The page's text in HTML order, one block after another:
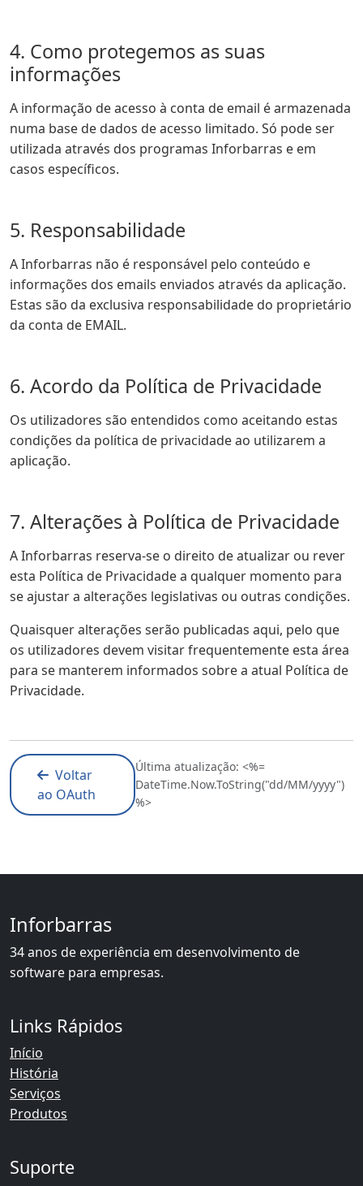
4. Como protegemos as suas
informações
A informação de acesso à conta de email é armazenada
numa base de dados de acesso limitado. Só pode ser
utilizada através dos programas Inforbarras e em
casos específicos.
5. Responsabilidade
A Inforbarras não é responsável pelo conteúdo e
informações dos emails enviados através da aplicação.
Estas são da exclusiva responsabilidade do proprietário
da conta de EMAIL.
6. Acordo da Política de Privacidade
Os utilizadores são entendidos como aceitando estas
condições da política de privacidade ao utilizarem a
aplicação.
7. Alterações à Política de Privacidade
A Inforbarras reserva-se o direito de atualizar ou rever
esta Política de Privacidade a qualquer momento para
se ajustar a alterações legislativas ou outras condições.
Quaisquer alterações serão publicadas aqui, pelo que
os utilizadores devem visitar frequentemente esta área
para se manterem informados sobre a atual Política de
Privacidade.
Voltar
ao OAuth
Última atualização: <%=
DateTime.Now.ToString("dd/MM/yyyy")
%>
Inforbarras
34 anos de experiência em desenvolvimento de
software para empresas.
Links Rápidos
Início
História
Serviços
Produtos
Suporte